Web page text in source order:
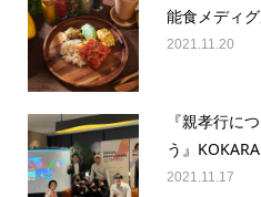
能食メディ
2021.11.20
『親孝行に
う』
2021.11.17